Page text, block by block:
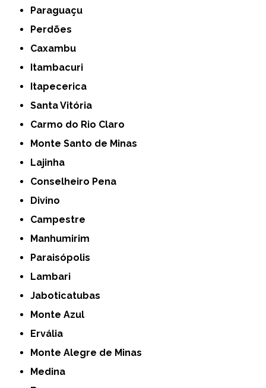
Paraguaçu
Perdões
Caxambu
Itambacuri
Itapecerica
Santa Vitória
Carmo do Rio Claro
Monte Santo de Minas
Lajinha
Conselheiro Pena
Divino
Campestre
Manhumirim
Paraisópolis
Lambari
Jaboticatubas
Monte Azul
Ervália
Monte Alegre de Minas
Medina